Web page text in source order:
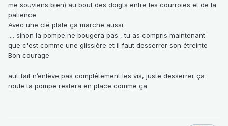
me souviens bien) au bout des doigts entre les courroies et de la
patience
Avec une clé plate ça marche aussi
.... sinon la pompe ne bougera pas , tu as compris maintenant
que c'est comme une glissière et il faut desserrer son étreinte
Bon courage
aut fait n’enlève pas complétement les vis, juste desserrer ça
roule ta pompe restera en place comme ça